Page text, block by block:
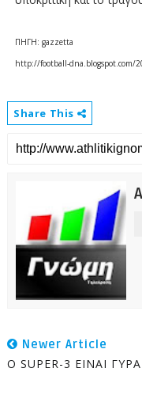
ΠΗΓΗ: gazzetta
http://football-dna.blogspot.com/
Share This
Newer Article
O SUPER-3 EINAI